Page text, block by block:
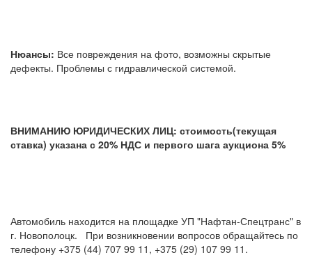
Нюансы: Все повреждения на фото, возможны скрытые
дефекты. Проблемы с гидравлической системой.
ВНИМАНИЮ ЮРИДИЧЕСКИХ ЛИЦ: стоимость(текущая
ставка) указана с 20% НДС и первого шага аукциона 5%
Автомобиль находится на площадке УП "Нафтан-Спецтранс" в
г. Новополоцк. При возникновении вопросов обращайтесь по
телефону +375 (44) 707 99 11, +375 (29) 107 99 11.